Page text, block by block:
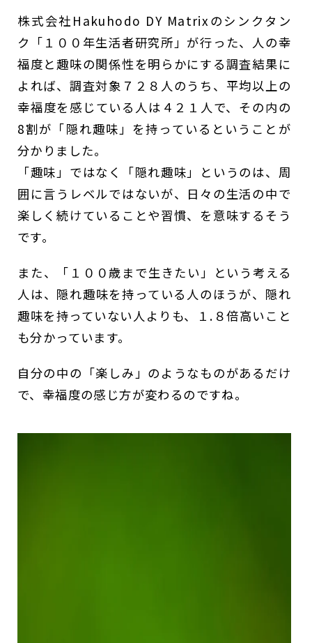
株式会社Hakuhodo DY Matrixのシンクタン
ク「１００年生活者研究所」が行った、人の幸
福度と趣味の関係性を明らかにする調査結果に
よれば、調査対象７２８人のうち、平均以上の
幸福度を感じている人は４２１人で、その内の
8割が「隠れ趣味」を持っているということが
分かりました。
「趣味」ではなく「隠れ趣味」というのは、周
囲に言うレベルではないが、日々の生活の中で
楽しく続けていることや習慣、を意味するそう
です。
また、「１００歳まで生きたい」という考える
人は、隠れ趣味を持っている人のほうが、隠れ
趣味を持っていない人よりも、１.８倍高いこと
も分かっています。
自分の中の「楽しみ」のようなものがあるだけ
で、幸福度の感じ方が変わるのですね。